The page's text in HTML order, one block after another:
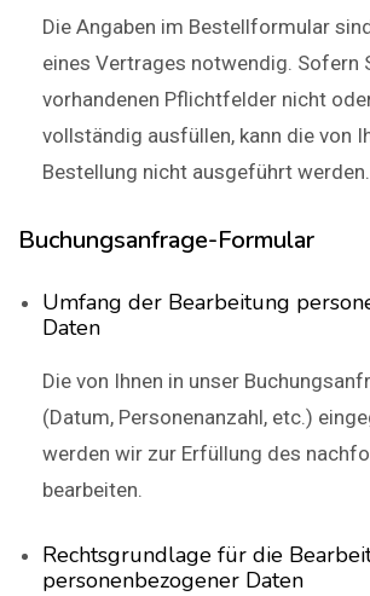
Die Angaben im Bestellformular
eines Vertrages notwendig. Sofern
vorhandenen Pflichtfelder nicht
vollständig ausfüllen, kann die von
Bestellung nicht ausgeführt werden.
Buchungsanfrage-Formular
Umfang der Bearbeitung
Daten
Die von Ihnen in unser
(Datum, Personenanzahl, etc.)
werden wir zur Erfüllung des
bearbeiten.
Rechtsgrundlage für die
personenbezogener Daten